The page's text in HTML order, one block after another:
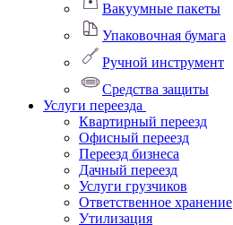
Вакуумные пакеты
Упаковочная бумага
Ручной инструмент
Средства защиты
Услуги переезда
Квартирный переезд
Офисный переезд
Переезд бизнеса
Дачный переезд
Услуги грузчиков
Ответственное хранение
Утилизация